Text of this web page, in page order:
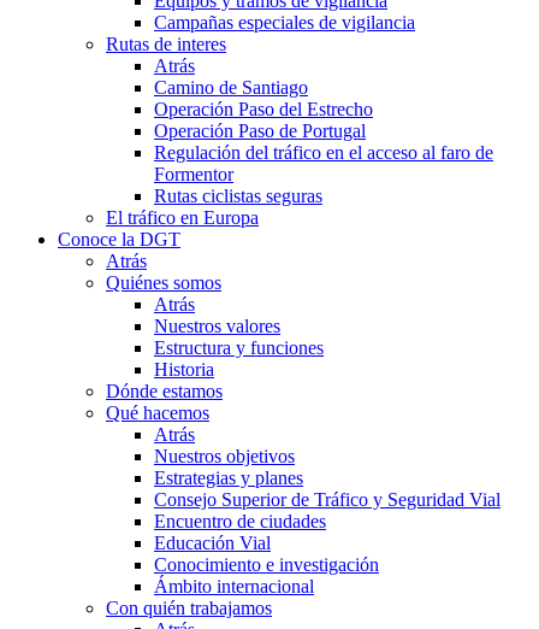
Campañas especiales de vigilancia
Rutas de interes
Atrás
Camino de Santiago
Operación Paso del Estrecho
Operación Paso de Portugal
Regulación del tráfico en el acceso al faro de
Formentor
Rutas ciclistas seguras
El tráfico en Europa
Conoce la DGT
Atrás
Quiénes somos
Atrás
Nuestros valores
Estructura y funciones
Historia
Dónde estamos
Qué hacemos
Atrás
Nuestros objetivos
Estrategias y planes
Consejo Superior de Tráfico y Seguridad Vial
Encuentro de ciudades
Educación Vial
Conocimiento e investigación
Ámbito internacional
Con quién trabajamos